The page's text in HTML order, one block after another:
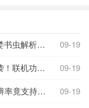
09-19
阱？速看攻略！
09-19
人速刷指南公开
09-19
页提前泄露玄机